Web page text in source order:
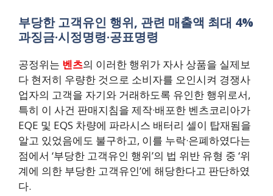
부당한 고객유인 행위, 관련 매출액 최대 4%
과징금·시정명령·공표명령
공정위는 벤츠의 이러한 행위가 자사 상품을 실제보
다 현저히 우량한 것으로 소비자를 오인시켜 경쟁사
업자의 고객을 자기와 거래하도록 유인한 행위로서,
특히 이 사건 판매지침을 제작·배포한 벤츠코리아가
EQE 및 EQS 차량에 파라시스 배터리 셀이 탑재됨을
알고 있었음에도 불구하고, 이를 누락·은폐하였다는
점에서 ‘부당한 고객유인 행위’의 법 위반 유형 중 ‘위
계에 의한 부당한 고객유인’에 해당한다고 판단하였
다.